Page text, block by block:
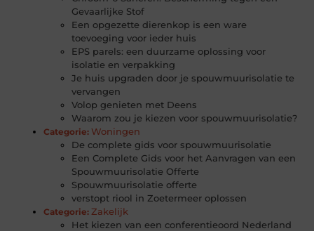
Gevaarlijke Stof
Een opgezette dierenkop is een ware
toevoeging voor ieder huis
EPS parels: een duurzame oplossing voor
isolatie en verpakking
Je huis upgraden door je spouwmuurisolatie te
vervangen
Volop genieten met Deens
Waarom zou je kiezen voor spouwmuurisolatie?
Categorie: Woningen
De complete gids voor spouwmuurisolatie
Een Complete Gids voor het Aanvragen van een
Spouwmuurisolatie Offerte
Spouwmuurisolatie offerte
verstopt riool in Zoetermeer oplossen
Categorie: Zakelijk
Het kiezen van een conferentieoord Nederland